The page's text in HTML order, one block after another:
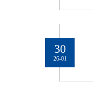
30
26-01